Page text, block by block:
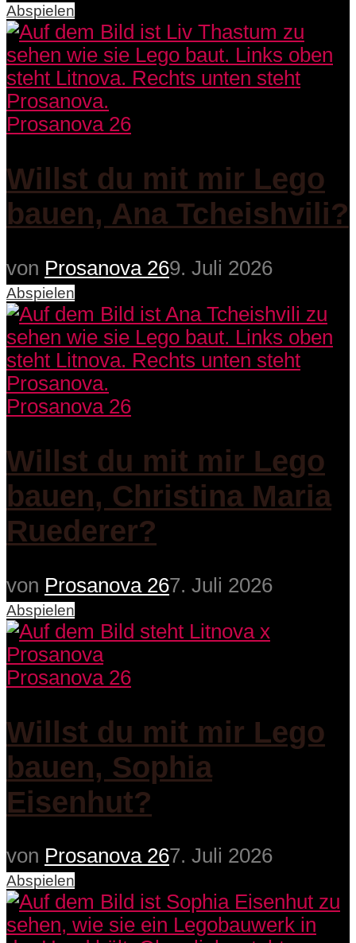
Abspielen
Prosanova 26
Willst du mit mir Lego
bauen, Ana Tcheishvili?
von Prosanova 269. Juli 2026
Abspielen
Prosanova 26
Willst du mit mir Lego
bauen, Christina Maria
Ruederer?
von Prosanova 267. Juli 2026
Abspielen
Prosanova 26
Willst du mit mir Lego
bauen, Sophia
Eisenhut?
von Prosanova 267. Juli 2026
Abspielen